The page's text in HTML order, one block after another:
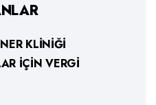
KLINIĞI
İÇIN VERGI